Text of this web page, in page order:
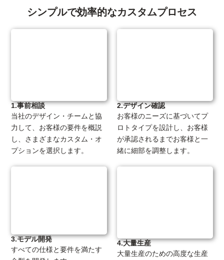
シンプルで効率的なカスタムプロセス
1.事前相談
当社のデザイン・チームと協
力して、お客様の要件を概説
し、さまざまなカスタム・オ
プションを選択します。
2.デザイン確認
お客様のニーズに基づいてプ
ロトタイプを設計し、お客様
が承認されるまでお客様と一
緒に細部を調整します。
3.モデル開発
すべての仕様と要件を満たす
4.大量生産
大量生産のための高度な生産